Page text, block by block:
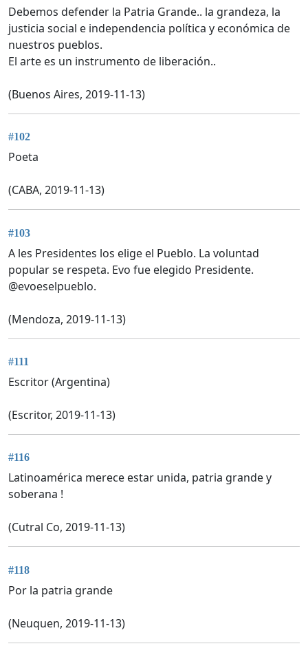
Debemos defender la Patria Grande.. la grandeza, la
justicia social e independencia política y económica de
nuestros pueblos.
El arte es un instrumento de liberación..
(Buenos Aires, 2019-11-13)
#102
Poeta
(CABA, 2019-11-13)
#103
A les Presidentes los elige el Pueblo. La voluntad
popular se respeta. Evo fue elegido Presidente.
@evoeselpueblo.
(Mendoza, 2019-11-13)
#111
Escritor (Argentina)
(Escritor, 2019-11-13)
#116
Latinoamérica merece estar unida, patria grande y
soberana !
(Cutral Co, 2019-11-13)
#118
Por la patria grande
(Neuquen, 2019-11-13)